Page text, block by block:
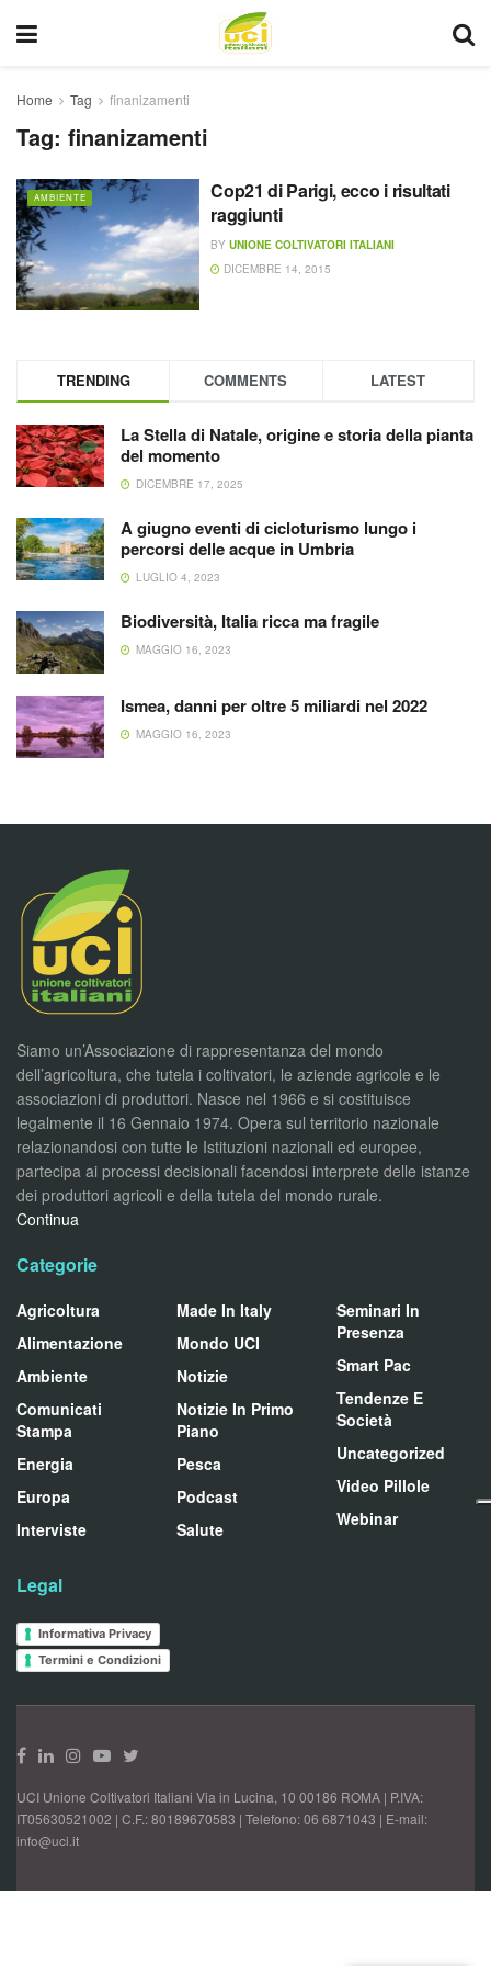
Home Tag finanizamenti
Tag: finanizamenti
AMBIENTE
Cop21 di Parigi, ecco i risultati
raggiunti
BY UNIONE COLTIVATORI ITALIANI
DICEMBRE 14, 2015
TRENDING COMMENTS LATEST
La Stella di Natale, origine e storia della pianta
del momento
DICEMBRE 17, 2025
A giugno eventi di cicloturismo lungo i
percorsi delle acque in Umbria
LUGLIO 4, 2023
Biodiversità, Italia ricca ma fragile
MAGGIO 16, 2023
Ismea, danni per oltre 5 miliardi nel 2022
MAGGIO 16, 2023
Siamo un’Associazione di rappresentanza del mondo
dell’agricoltura, che tutela i coltivatori, le aziende agricole e le
associazioni di produttori. Nasce nel 1966 e si costituisce
legalmente il 16 Gennaio 1974. Opera sul territorio nazionale
relazionandosi con tutte le Istituzioni nazionali ed europee,
partecipa ai processi decisionali facendosi interprete delle istanze
dei produttori agricoli e della tutela del mondo rurale.
Continua
Categorie
Agricoltura
Alimentazione
Ambiente
Comunicati
Stampa
Energia
Europa
Interviste
Made In Italy
Mondo UCI
Notizie
Notizie In Primo
Piano
Pesca
Podcast
Salute
Seminari In
Presenza
Smart Pac
Tendenze E
Società
Uncategorized
Video Pillole
Webinar
Legal
Informativa Privacy
Termini e Condizioni
UCI Unione Coltivatori Italiani Via in Lucina, 10 00186 ROMA | P.IVA:
IT05630521002 | C.F.: 80189670583 | Telefono: 06 6871043 | E-mail:
info@uci.it